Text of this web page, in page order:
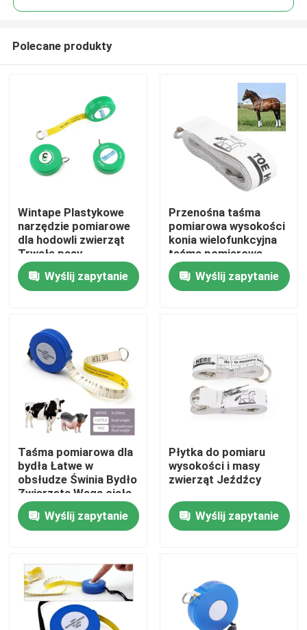
Dom
Produkty
Wycieczka po fabryce
Kontrola jakości
Skontaktuj się z nami
Poprosić o wycenę
Laserowa taśma miernicza
Spersonalizowana taśma miernicza do szycia
Polecane produkty
Wintape Plastykowe
narzędzie pomiarowe
dla hodowli zwierząt
Trwałe pasy
pomiarowe dla bydła
wykonane z włókna
szklanych Mierzyciel
Wyślij zapytanie
Przenośna taśma
pomiarowa wysokości
konia wielofunkcyjna
taśma pomiarowa
grubości
Wyślij zapytanie
Taśma pomiarowa dla
bydła Łatwe w
obsłudze Świnia Bydło
Zwierzęta Waga ciała
Taśma pomiarowa
Miękka taśma
pomiarowa
Wyślij zapytanie
Płytka do pomiaru
wysokości i masy
zwierząt Jeźdźcy
Wyślij zapytanie